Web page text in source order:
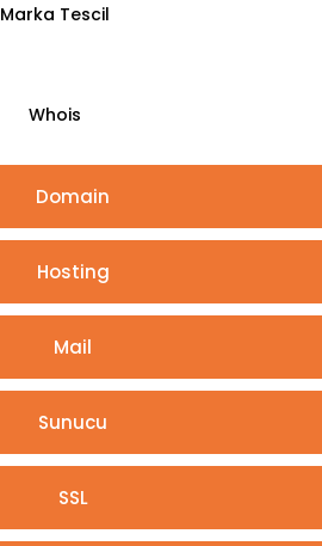
Marka Tescil
Whois
Domain
Hosting
Mail
Sunucu
SSL